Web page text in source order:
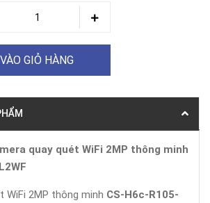
GIỎ HÀNG
quay quét WiFi 2MP thông minh
WiFi 2MP thông minh CS-H6c-R105-